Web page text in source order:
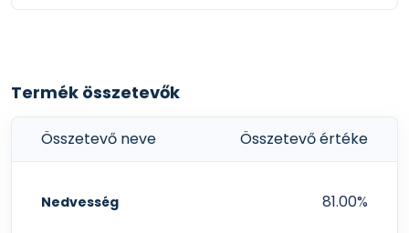
Termék összetevők
Összetevő neve Összetevő értéke
Nedvesség 81.00%